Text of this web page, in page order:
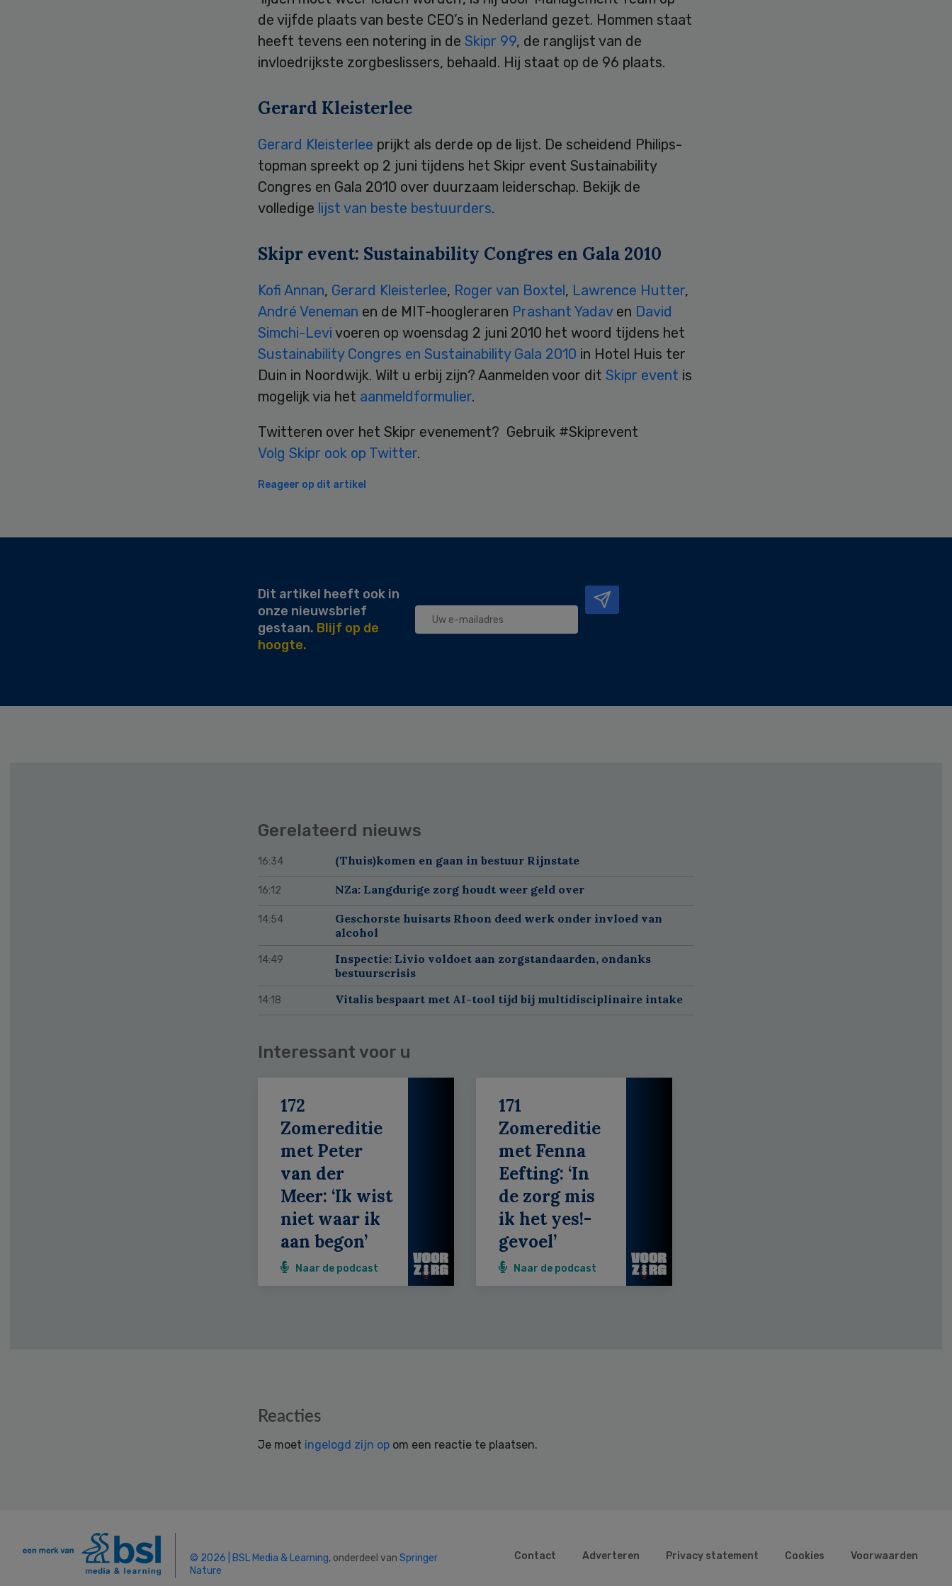
de vijfde plaats van beste CEO’s in Nederland gezet. Hommen staat
heeft tevens een notering in de Skipr 99, de ranglijst van de
invloedrijkste zorgbeslissers, behaald. Hij staat op de 96 plaats.
Gerard Kleisterlee
Gerard Kleisterlee prijkt als derde op de lijst. De scheidend Philips-
topman spreekt op 2 juni tijdens het Skipr event Sustainability
Congres en Gala 2010 over duurzaam leiderschap. Bekijk de
volledige lijst van beste bestuurders.
Skipr event: Sustainability Congres en Gala 2010
Kofi Annan, Gerard Kleisterlee, Roger van Boxtel, Lawrence Hutter,
André Veneman en de MIT-hoogleraren Prashant Yadav en David
Simchi-Levi voeren op woensdag 2 juni 2010 het woord tijdens het
Sustainability Congres en Sustainability Gala 2010 in Hotel Huis ter
Duin in Noordwijk. Wilt u erbij zijn? Aanmelden voor dit Skipr event is
mogelijk via het aanmeldformulier.
Twitteren over het Skipr evenement? Gebruik #Skiprevent
Volg Skipr ook op Twitter.
Reageer op dit artikel
Secondary
Dit artikel heeft ook in
onze nieuwsbrief
gestaan. Blijf op de
hoogte.
Gerelateerd nieuws
16:34 (Thuis)komen en gaan in bestuur Rijnstate
16:12 NZa: Langdurige zorg houdt weer geld over
14:54
Geschorste huisarts Rhoon deed werk onder invloed van
alcohol
14:49
Inspectie: Livio voldoet aan zorgstandaarden, ondanks
bestuurscrisis
14:18 Vitalis bespaart met AI-tool tijd bij multidisciplinaire intake
Interessant voor u
172
Zomereditie
met Peter
van der
Meer: ‘Ik wist
niet waar ik
aan begon’
Naar de podcast
171
Zomereditie
met Fenna
Eefting: ‘In
de zorg mis
ik het yes!-
gevoel’
Naar de podcast
Reacties
Je moet ingelogd zijn op om een reactie te plaatsen.
© 2026 | BSL Media & Learning, onderdeel van Springer
Nature
Contact Adverteren Privacy statement Cookies Voorwaarden